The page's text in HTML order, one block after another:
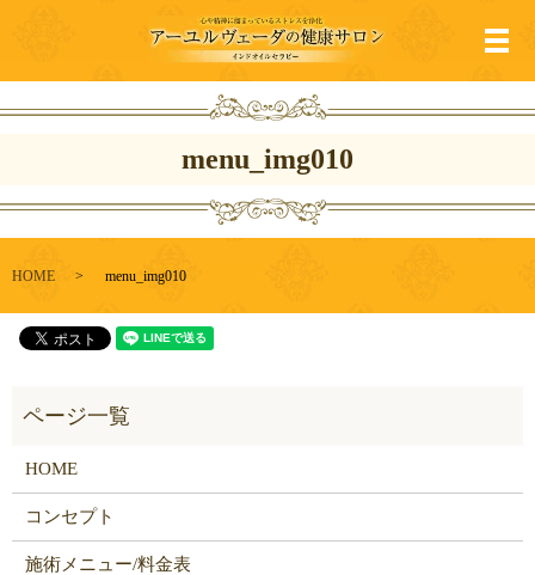
メ
menu_img010
HOME menu_img010
HOME
コンセプト
施術メニュー/料金表